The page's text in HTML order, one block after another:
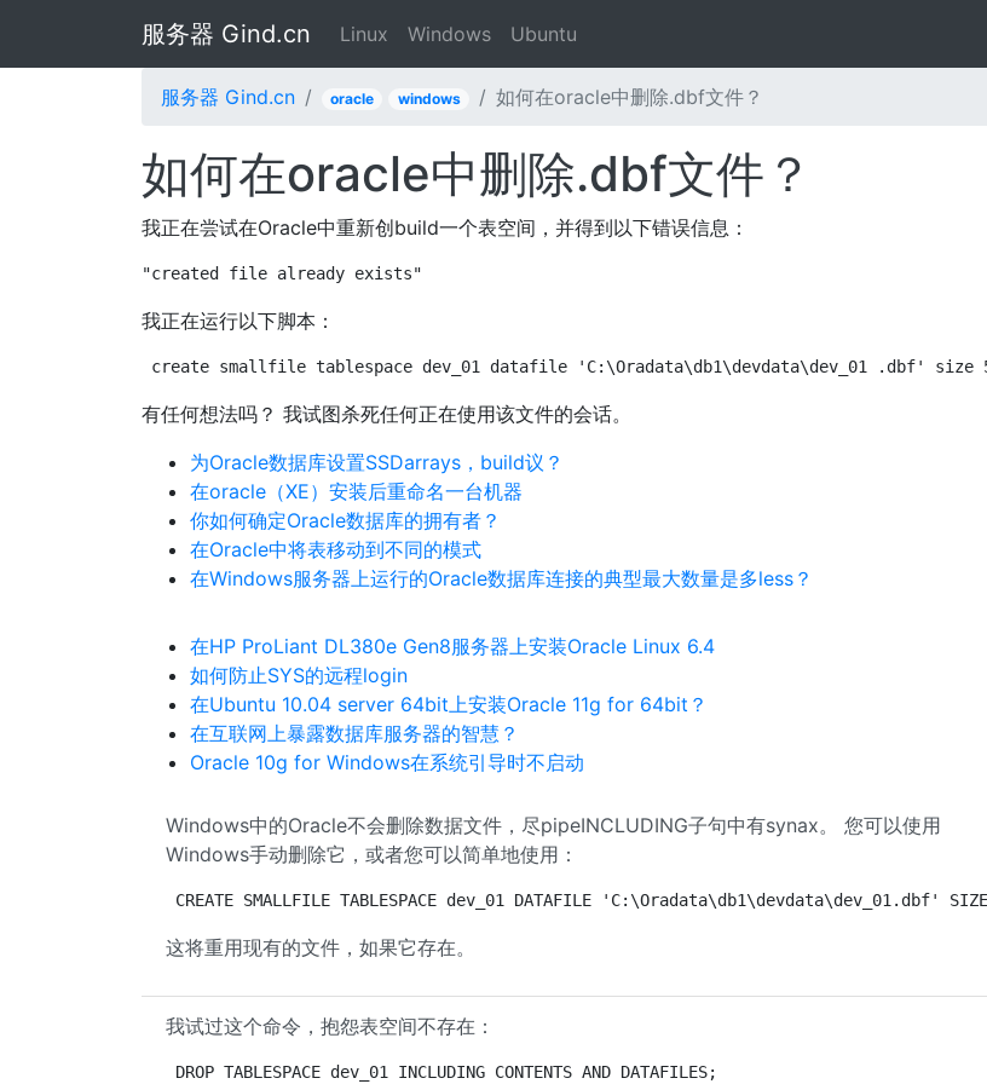
服务器 Gind.cn Linux Windows Ubuntu
服务器 Gind.cn oracle windows 如何在oracle中删除.dbf文件？
如何在oracle中删除.dbf文件？
我正在尝试在Oracle中重新创build一个表空间，并得到以下错误信息：
"created file already exists"
我正在运行以下脚本：
create smallfile tablespace dev_01 datafile 'C:\Oradata\db1\devdata\dev_01 .dbf' size
有任何想法吗？ 我试图杀死任何正在使用该文件的会话。
为Oracle数据库设置SSDarrays，build议？
在oracle（XE）安装后重命名一台机器
你如何确定Oracle数据库的拥有者？
在Oracle中将表移动到不同的模式
在Windows服务器上运行的Oracle数据库连接的典型最大数量是多less？
在HP ProLiant DL380e Gen8服务器上安装Oracle Linux 6.4
如何防止SYS的远程login
在Ubuntu 10.04 server 64bit上安装Oracle 11g for 64bit？
在互联网上暴露数据库服务器的智慧？
Oracle 10g for Windows在系统引导时不启动
Windows中的Oracle不会删除数据文件，尽pipeINCLUDING子句中有synax。 您可以使用
Windows手动删除它，或者您可以简单地使用：
CREATE SMALLFILE TABLESPACE dev_01 DATAFILE 'C:\Oradata\db1\devdata\dev_01.dbf' SIZE
这将重用现有的文件，如果它存在。
我试过这个命令，抱怨表空间不存在：
DROP TABLESPACE dev_01 INCLUDING CONTENTS AND DATAFILES;